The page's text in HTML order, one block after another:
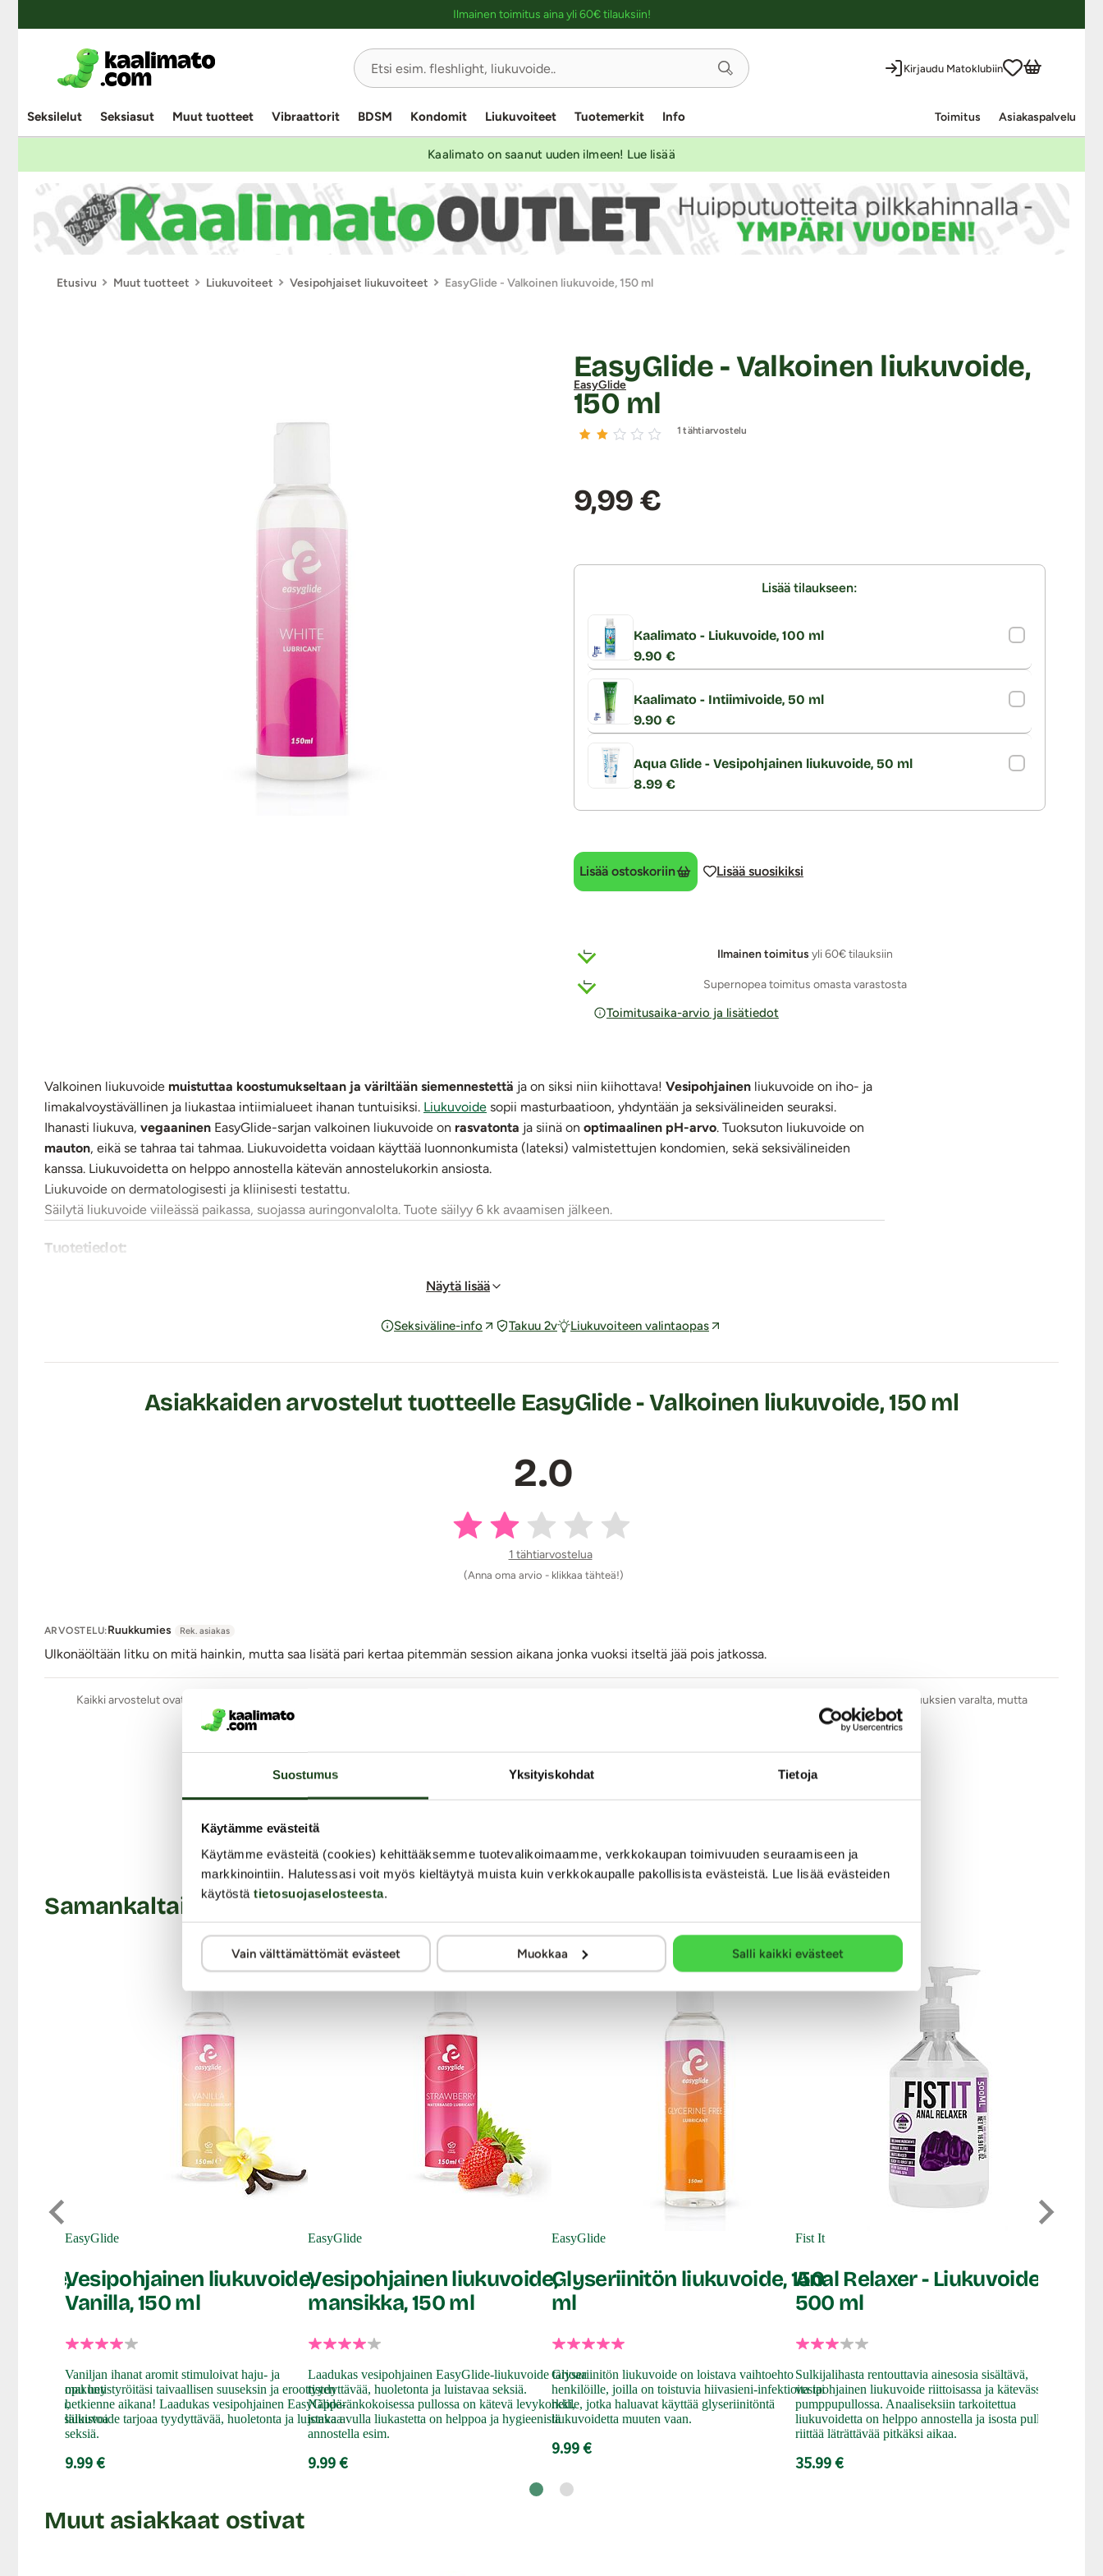
Suostumus Yksityiskohdat Tietoja
Käytämme evästeitä
Käytämme evästeitä (cookies) kehittääksemme tuotevalikoimaamme, verkkokaupan toimivuuden seuraamiseen ja
markkinointiin. Halutessasi voit myös kieltäytyä muista kuin verkkokaupalle pakollisista evästeistä. Lue lisää evästeiden
käytöstä tietosuojaselosteesta.
Vain välttämättömät evästeet Muokkaa Salli kaikki evästeet
Ilmainen toimitus aina yli 60€ tilauksiin!
Kirjaudu Matoklubiin
Seksilelut Seksiasut Muut tuotteet Vibraattorit BDSM Kondomit Liukuvoiteet Tuotemerkit Info Toimitus Asiakaspalvelu
Kaalimato on saanut uuden ilmeen! Lue lisää
Etusivu Muut tuotteet Liukuvoiteet Vesipohjaiset liukuvoiteet EasyGlide - Valkoinen liukuvoide, 150 ml
EasyGlide
EasyGlide - Valkoinen liukuvoide,
150 ml
1 tähtiarvostelu
Hinta:
9,99 €
Lisää tilaukseen:
Kaalimato - Liukuvoide, 100 ml
9.90 €
Kaalimato - Intiimivoide, 50 ml
9.90 €
Aqua Glide - Vesipohjainen liukuvoide, 50 ml
8.99 €
Lisää ostoskoriin Lisää suosikiksi
Ilmainen toimitus yli 60€ tilauksiin
Supernopea toimitus omasta varastosta
Toimitusaika-arvio ja lisätiedot
Valkoinen liukuvoide muistuttaa koostumukseltaan ja väriltään siemennestettä ja on siksi niin kiihottava! Vesipohjainen liukuvoide on iho- ja
limakalvoystävällinen ja liukastaa intiimialueet ihanan tuntuisiksi. Liukuvoide sopii masturbaatioon, yhdyntään ja seksivälineiden seuraksi.
Ihanasti liukuva, vegaaninen EasyGlide-sarjan valkoinen liukuvoide on rasvatonta ja siinä on optimaalinen pH-arvo. Tuoksuton liukuvoide on
mauton, eikä se tahraa tai tahmaa. Liukuvoidetta voidaan käyttää luonnonkumista (lateksi) valmistettujen kondomien, sekä seksivälineiden
kanssa. Liukuvoidetta on helppo annostella kätevän annostelukorkin ansiosta.
Liukuvoide on dermatologisesti ja kliinisesti testattu.
Säilytä liukuvoide viileässä paikassa, suojassa auringonvalolta. Tuote säilyy 6 kk avaamisen jälkeen.
Tuotetiedot:
Ominaisuudet: Tuoksuton, mauton, valkoinen (väri), vegaaninen
Ainesosat (ingredients): Aqua, Glycerine, Prpylene Glycol, Sodium Acrylate/Acryloyldimethyltaurate/ Dimethylacrylamide Crosspolymer,
Lähetyksen paino: ~ 0.5 kg
Näytä lisää
Seksiväline-info Takuu 2v Liukuvoiteen valintaopas
Asiakkaiden arvostelut tuotteelle EasyGlide - Valkoinen liukuvoide, 150 ml
2.0
1 tähtiarvostelua
(Anna oma arvio - klikkaa tähteä!)
ARVOSTELU:Ruukkumies Rek. asiakas
Ulkonäöltään litku on mitä hainkin, mutta saa lisätä pari kertaa pitemmän session aikana jonka vuoksi itseltä jää pois jatkossa.
Kaikki arvostelut ovat aitoja ja oikeiden asiakkaiden antamia. Arviointi tapahtuu nimimerkillä yksityisyyden suojaamiseksi. Kaalimato.com tarkistaa kaikki arviot asiattomuuksien varalta, mutta
Liity Matoklubiin- jäsenenä saat20kredittiä hyväksytystä arviosta tai kysymyksestä.
Samankaltaisia tuotteita
-liukkari ei lopu heti
turvallinen,
lisäluistoa
EasyGlide
Vesipohjainen liukuvoide,
Vanilla, 150 ml
Vaniljan ihanat aromit stimuloivat haju- ja
makunystyröitäsi taivaallisen suuseksin ja eroottisten
hetkienne aikana! Laadukas vesipohjainen EasyGlide-
liukuvoide tarjoaa tyydyttävää, huoletonta ja luistavaa
seksiä.
9.99 €
EasyGlide
Vesipohjainen liukuvoide,
mansikka, 150 ml
Laadukas vesipohjainen EasyGlide-liukuvoide tarjoaa
tyydyttävää, huoletonta ja luistavaa seksiä.
Näppäränkokoisessa pullossa on kätevä levykorkki,
jonka avulla liukastetta on helppoa ja hygieenistä
annostella esim.
9.99 €
EasyGlide
Glyseriinitön liukuvoide, 150
ml
Glyseriinitön liukuvoide on loistava vaihtoehto
henkilöille, joilla on toistuvia hiivasieni-infektioita tai
heille, jotka haluavat käyttää glyseriinitöntä
liukuvoidetta muuten vaan.
9.99 €
Fist It
Anal Relaxer - Liukuvoide,
500 ml
Sulkijalihasta rentouttavia ainesosia sisältävä,
vesipohjainen liukuvoide riittoisassa ja kätevässä
pumppupullossa. Anaaliseksiin tarkoitettua
liukuvoidetta on helppo annostella ja isosta pullosta
riittää läträttävää pitkäksi aikaa.
35.99 €
Just Glide
Muut asiakkaat ostivat